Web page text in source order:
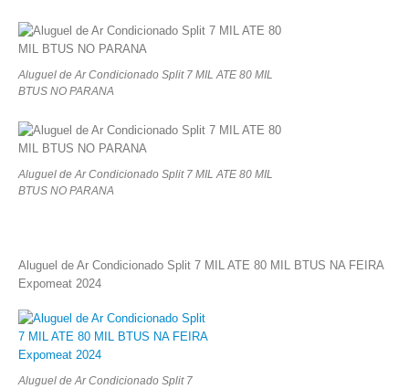
Aluguel de Ar Condicionado Split 7 MIL ATE 80 MIL
BTUS NO PARANA
Aluguel de Ar Condicionado Split 7 MIL ATE 80 MIL
BTUS NO PARANA
Aluguel de Ar Condicionado Split 7 MIL ATE 80 MIL BTUS NA FEIRA
Expomeat 2024
Aluguel de Ar Condicionado Split 7